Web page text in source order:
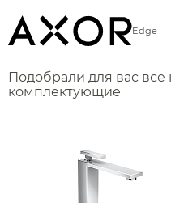
Edge
Подобрали для вас
комплектующие